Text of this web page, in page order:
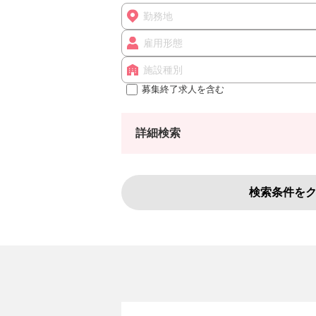
勤務地
雇用形態
施設種別
募集終了求人を含む
詳細検索
検索条件を